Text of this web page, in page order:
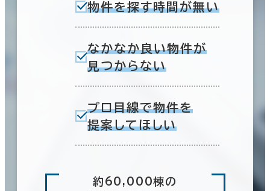
物件を探す時間が無い
なかなか良い物件が
見つからない
プロ目線で物件を
提案してほしい
約60,000棟の